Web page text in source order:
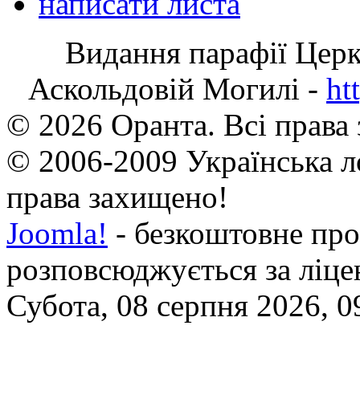
Видання парафії
Аскольдовій Могилі -
© 2026 Оранта. Всі
© 2006-2009 Українська
права захищено!
Joomla! - безкоштовне
розповсюджується за
Субота, 08 серпня 2026,